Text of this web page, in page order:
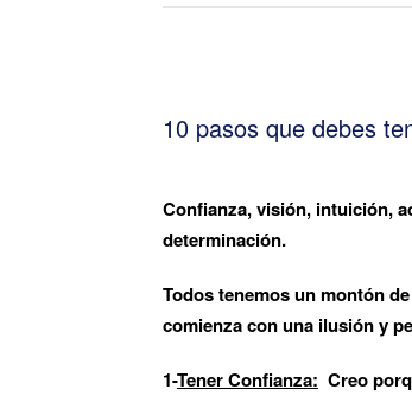
10 pasos que debes
Confianza, visión, intuición,
determinación.
Todos tenemos un montón
comienza con una ilusión y
1-Tener Confianza: Creo